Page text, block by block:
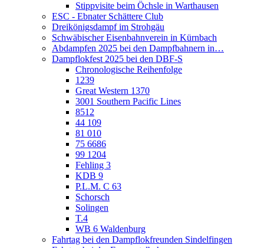
Stippvisite beim Öchsle in Warthausen
ESC - Ebnater Schättere Club
Dreikönigsdampf im Strohgäu
Schwäbischer Eisenbahnverein in Kürnbach
Abdampfen 2025 bei den Dampfbahnern in…
Dampflokfest 2025 bei den DBF-S
Chronologische Reihenfolge
1239
Great Western 1370
3001 Southern Pacific Lines
8512
44 109
81 010
75 6686
99 1204
Fehling 3
KDB 9
P.L.M. C 63
Schorsch
Solingen
T.4
WB 6 Waldenburg
Fahrtag bei den Dampflokfreunden Sindelfingen